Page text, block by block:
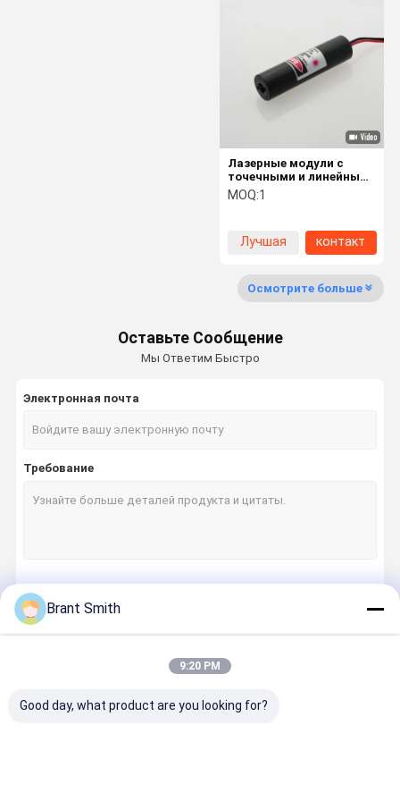
Равносигнальное направление лазера
Лазерные модули с
точечными и линейными
диодами 650nm 20mW
генератор прямой
MOQ:1
Лучшая
контакт
Осмотрите больше
Оставьте Сообщение
Мы Ответим Быстро
Электронная почта
Требование
Brant Smith
9:20 PM
Good day, what product are you looking for?